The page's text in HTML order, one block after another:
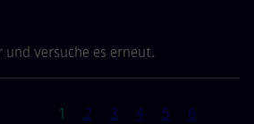
und versuche es erneut.
Seite
1 2 3 4 5
6